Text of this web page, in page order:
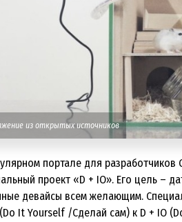
из открытых источников
портале для разработчиков
проект «D + IO». Его цель –
девайсы всем желающим.
It Yourself /Сделай сам) к D + IO